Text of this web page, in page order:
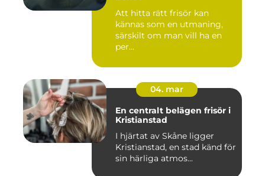
Att hitta rätt frisör kan
kännas som en utmaning,
särskilt om man vill ha en
per...
04. mar
En centralt belägen frisör i
Kristianstad
I hjärtat av Skåne ligger
Kristianstad, en stad känd för
sin härliga atmos...